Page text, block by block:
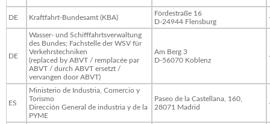
DE Kraftfahrt-Bundesamt (KBA)
Fördestraße 16
D-24944 Flensburg
DE
Wasser- und Schifffahrtsverwaltung
des Bundes; Fachstelle der WSV für
Verkehrstechniken
(replaced by ABVT / remplacée par
ABVT / durch ABVT ersetzt /
vervangen door ABVT)
Am Berg 3
D-56070 Koblenz
ES
Ministerio de Industria, Comercio y
Torismo
Dirección General de industria y de la
PYME
Paseo de la Castellana, 160,
28071 Madrid